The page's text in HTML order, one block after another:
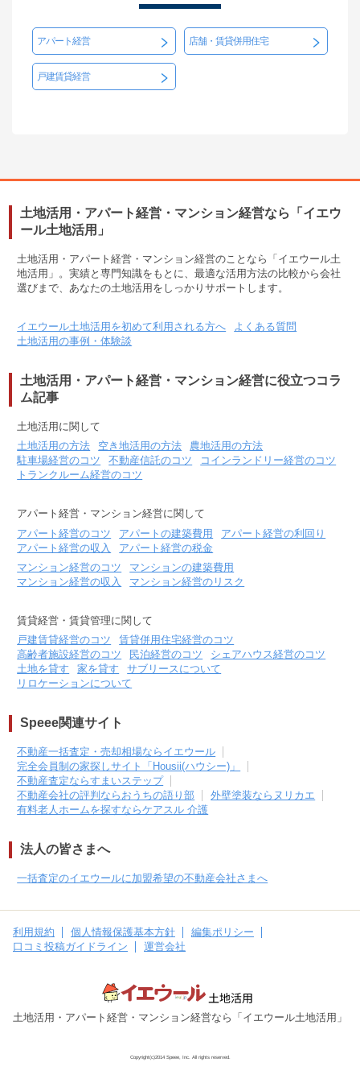
アパート経営 店舗・賃貸併用住宅
戸建賃貸経営
土地活用・アパート経営・マンション経営なら「イエウ
ール土地活用」
土地活用・アパート経営・マンション経営のことなら「イエウール土
地活用」。実績と専門知識をもとに、最適な活用方法の比較から会社
選びまで、あなたの土地活用をしっかりサポートします。
イエウール土地活用を初めて利用される方へ
よくある質問
土地活用の事例・体験談
土地活用・アパート経営・マンション経営に役立つコラ
ム記事
土地活用に関して
土地活用の方法
空き地活用の方法
農地活用の方法
駐車場経営のコツ
不動産信託のコツ
コインランドリー経営のコツ
トランクルーム経営のコツ
アパート経営・マンション経営に関して
アパート経営のコツ
アパートの建築費用
アパート経営の利回り
アパート経営の収入
アパート経営の税金
マンション経営のコツ
マンションの建築費用
マンション経営の収入
マンション経営のリスク
賃貸経営・賃貸管理に関して
戸建賃貸経営のコツ
賃貸併用住宅経営のコツ
高齢者施設経営のコツ
民泊経営のコツ
シェアハウス経営のコツ
土地を貸す
家を貸す
サブリースについて
リロケーションについて
Speee関連サイト
不動産一括査定・売却相場ならイエウール
完全会員制の家探しサイト「Housii(ハウシー)」
不動産査定ならすまいステップ
不動産会社の評判ならおうちの語り部
外壁塗装ならヌリカエ
有料老人ホームを探すならケアスル 介護
法人の皆さまへ
一括査定のイエウールに加盟希望の不動産会社さまへ
土地活用・アパート経営・マンション経営なら「イエウール土地活用」
利用規約 個人情報保護基本方針
編集ポリシー
口コミ投稿ガイドライン
運営会社
Copyright(c)2014 Speee, Inc. All rights reserved.